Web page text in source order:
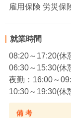
雇用保険 労災保
就業時間
08:20～17:20(休
06:30～15:30(休
夜勤：16:00～
10:30～19:30(休
備 考